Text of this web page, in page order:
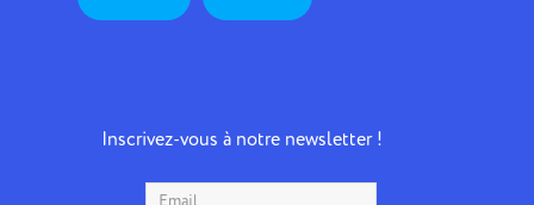
Inscrivez-vous à notre newsletter !